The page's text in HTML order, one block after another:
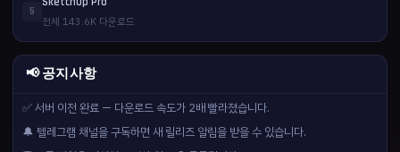
5
전체 143.6K 다운로드
📢 공지사항
✅ 서버 이전 완료 — 다운로드 속도가 2배 빨라졌습니다.
🔔 텔레그램 채널을 구독하면 새 릴리즈 알림을 받을 수 있습니다.